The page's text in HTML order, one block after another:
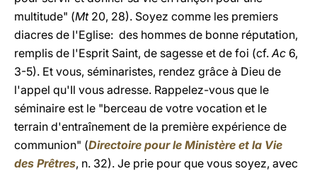
multitude" (Mt20, 28). Soyez comme les premiers
diacres de l'Eglise: des hommes de bonne réputation,
remplis de l'Esprit Saint, de sagesse et de foi (cf.Ac 6,
3-5). Et vous, séminaristes, rendez grâce à Dieu de
l'appel qu'Il vous adresse. Rappelez-vous que le
séminaire est le "berceau de votre vocation et le
terrain d'entraînement de la première expérience de
communion" (Directoire pour le Ministère et la Vie
des Prêtres, n. 32). Je prie pour que vous soyez, avec